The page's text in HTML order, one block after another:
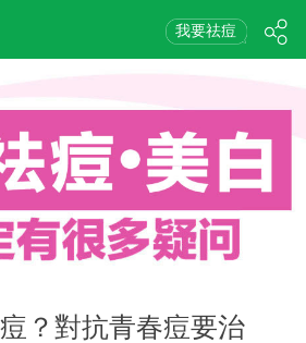
我要祛痘
？對抗青春痘要治